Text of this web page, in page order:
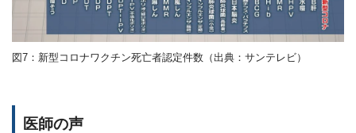
図7：新型コロナワクチン死亡者認定件数（出典：サンテレビ）
医師の声